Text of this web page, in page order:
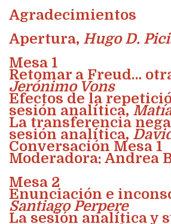
Agradecimientos
Apertura, Hugo D.
Mesa 1
Retomar a Freud…
Jerónimo Vons
Efectos de la
sesión analítica,
La transferencia
sesión analítica,
Conversación Mesa 1
Moderadora: Andrea
Mesa 2
Enunciación e
Santiago Perpere
La sesión analítica y